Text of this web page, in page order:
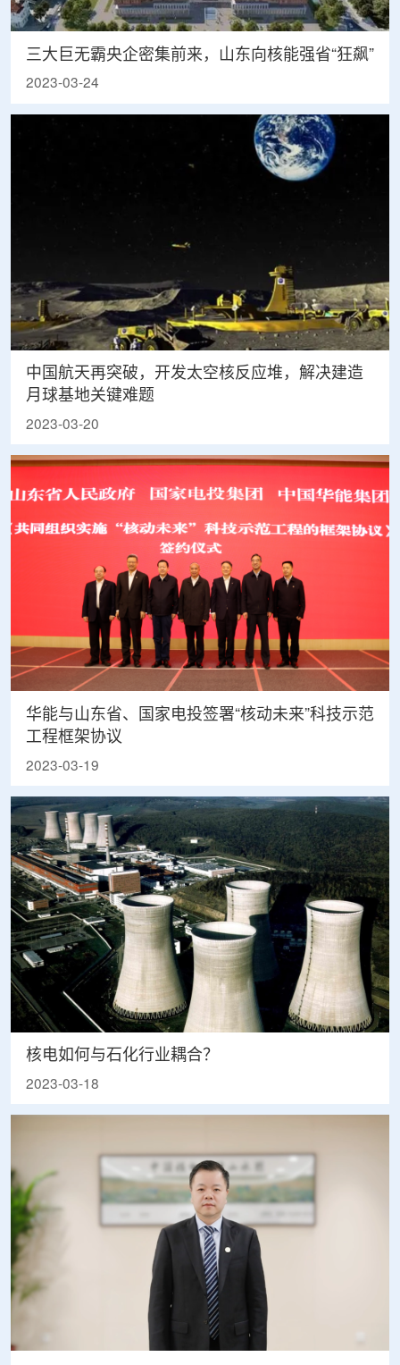
三大巨无霸央企密集前来，山东向核能强省“狂飙”
2023-03-24
中国航天再突破，开发太空核反应堆，解决建造
月球基地关键难题
2023-03-20
华能与山东省、国家电投签署“核动未来”科技示范
工程框架协议
2023-03-19
核电如何与石化行业耦合？
2023-03-18